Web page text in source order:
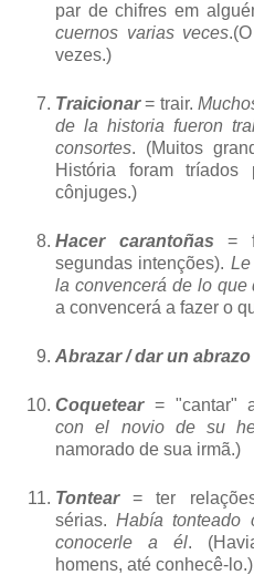
par de chifres em
cuernos varias veces
vezes.)
Traicionar= trair.
de la historia fueron
consortes. (Muitos
História foram tríados
cônjuges.)
Hacer carantoñas =
segundas intenções). Le
la convencerá de lo que
a convencerá a fazer o
Abrazar / dar un abrazo
Coquetear= "cantar"
con el novio de su
namorado de sua irmã.)
Tontear= ter relações
sérias.Había tonteado
conocerle a él.
homens, até conhecê-lo.)